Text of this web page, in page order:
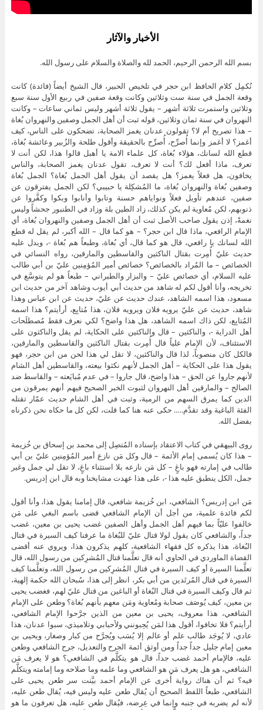
الأخبار والآثار
بسم الله الرحمن الرحيم، الحمد لله والصلاة والسلام على رسول الله.
نُكمِل كلام الحافظ ابن حجر في تلخيص الحبير، قال الشيخ أيضاً (فائدة) كانت
وقعة الجمل في سنة ست وثلاثين وكانت وقعة صفين في ربيع الأول سنة سبع
وثلاثين واستمرت ثلاثة أشهر – يقول ثلاثة أشهر وليس ثماني ساعات – وكانت
النهروان في سنة ثمان وثلاثين، قوله ثبت أن أهل الجمل وصفين والنهروان بُغاة
– هذا تصريح أم لا؟ تقولون عدنان يغمز الصحابة، تضحكون على الناس، كيف
أغمز؟ لا أغمز وإنما أُصرِّح، أُصرِّح بالحقيقة وأقول طلحة والزُبير وعائشة بُغاة،
قطع الله لسانك، هؤلاء بُغاة، كل علماء الامة يا أهبل قالوا هذا، لكن أنت لا
تعرف، ماذا أفعل لك؟ أنت لا تعرف، تقول عدنان يغمز الصحابة، والناس
يخافون، هل فعلاً يغمز؟ هل يقصد أن يقول أهل الجمل بُغاة؟ الجمل بُغاة
وصفين بُغاة والنهروان بُغاة، ما المُشكِلة يا حبيبي؟ لكن الجمل يفترقون عن
صفين، عندهم تأويل فعلاً ونواياهم حسنة وتابوا وأنابوا وبكوا وكفَّروا عن
ذنوبهم، لكن مُعاوية لم يكن كذلك، زاد الطين بلة وزاد في الطنبور جحشاً وليس
نغمةً، إذن يقول صاحب الأصل ثبت أن أهل الجمل وصفين والنهروان بُغاة، أي
الإمام الرافعي، ماذا قال ابن حجر؟ – هو كما قال – الله أكبر، لم يقل له قطع
الله لسانك يا رافعي، قال هو كما قال، أي بُغاة، وطبعاً هم بُغاة -، ويدل عليه
حديث عليّ أُمِرت بقتال الناكثين والقاسطين والمارقين، رواه النسائي في
الخصائص – ما المُراد بالخصائص؟ خصائص أمير المُؤمِنين عليّ بن أبي طالب
عليه السلام، أي خصائص عليّ – والبزار والطبراني – طبعاً هو لم يتوسَّع في
تخريجه، وأنا أقول لكم له شاهد من حديث أبي أيوب وشاهد آخر من حديث ابن
مسعود، هذا اسمه الشاهد، عندك حديث عن عليّ، حديث عن ابن عباس وهذا
شاهد، حديث عن عليّ يرويه فلان ويرويه فلان، هذا مُتابِع، أرأيتم؟ هذا اسمه
المُتابِع، لكن ذاك اسمه الشاهد، هل هذا واضح؟ لكي نعرف فقط مُصطلَحات
أهل الدراية -، والناكثين – قال والناكثين على الحكاية، لم يقل والناكثون على
الاستئناف، لأن الإمام علياً قال أُمِرت بقتال الناكثين والقاسطين والمارقين،
فالكل كان منصوباً، لذا قال والناكثين، لا تقل لي هذا لحن من ابن حجر، فهو
يقول هذا على الحكاية – أهل الجمل لأنهم نكثوا بيعته، والقاسطين أهل الشام
لأنهم جاروا عن الحق – هذا واضح، قال جاروا – في عدم مُبايَعته – والقاسط ضد
الصالح – والمارقين أهل النهروان لثبوت الخبر الصحيح فيهم أنهم يمرقون من
الدين كما يمرق السهم من الرمية، وثبت في أهل الشام حديث عمّار تقتله
الفئة الباغية وقد تقدَّم….. حكى عنه هنا كما قلت، لكن كل ما حكاه نحن ذكرناه
بفضل الله.
روى البيهقي في كتاب الاعتقاد بإسناده المُتصِل إلى محمد بن إسحاق بن خُزيمة
– هذا كان يُسمى إمام الأئمة – قال وكل مَن نازع أمير المُؤمِنين عليّ بن أبي
طالب في إمارته فهو باغٍ – كل مَن نازعه بلا استثناء باغٍ، لا تقل لي جمل وغير
جمل، الكل ينطبق عليه هذا -، على هذا عهدت مشايخنا وبه قال ابن إدريس.
مَن ابن إدريس؟ الشافعي، ابن خُزيمة شافعي، قال إمامنا يقول هذا، وأنا أقول
لكم فائدة علمية، من أجل أن الإمام الشافعي قضى باسم البغي على مَن
خالفوا عليّاً بما فيهم أهل الجمل وأهل الصفين غضب يحيى بن معين، غضب
جداً، والشافعي كان يقول لولا قتال عليّ للبُغاة ما عرفنا كيف السيرة في قتال
البُغاة، هذا يذكره كل فقهاء الشافعية، كلهم يذكرون هذا، ويروي عنه أقضى
القضاة الماوردي في الحاوي أنه قال تعلَّمنا قتال المُشرِكين من رسول الله، قال
تعلَّمنا السيرة أو كيف السيرة في قتال المُشرِكين من رسول الله، وتعلَّمنا كيف
السيرة في قتال المُرتَدين من أبي بكر، انظر إلى هذا، سُبحان الله حكمة إلهية،
ثم قال وكيف السيرة في قتال البُغاة أو الباغين من قتال عليّ لهم، فغضب يحيى
بن معين، كيف يُوصَف صحابة ومُعاوية ومَن معهم بأنهم بُغاة؟ وطعن على الإمام
الشافعي، هذا معروف، يحيى بن معين من الذين جرَّحوا الإمام الشافعي،
أرأيتم؟ فلا تخافوا، أقول هذا لمَن يُحِبونني ولأحبابي وتلاميذي، سبوا عدنان، هذا
عادي، لا يُوجَد طالب علم أو عالم إلا يُسَب ويُجرَّح من كبار وصغار، ويحيى بن
معين إمام جليل جداً جداً ومن أوثق أئمة الجرح والتعديل، جرح الشافعي وطعن
عليه، فالإمام أحمد غضب جداً، قال هو يتكلَّم في الشافعي؟ هو لا يعرف مَن
الشافعي، هو هل يعرف مَن هو الشافعي وما علمه وما صلاحه وما إمامته ويتكلَّم
فيه؟ ثم أن هناك رواية أُخرى عن الإمام أحمد بيَّنت سر طعن يحيى على
الشافعي، طبعاً اللفظ الصحيح أن يُقال طعن عليه وليس فيه، يُقال طعن عليه،
لأنه لم يضربه في جنبه وإنما في عِرضه، فيُقال طعن عليه، هل تعرفون ما هو